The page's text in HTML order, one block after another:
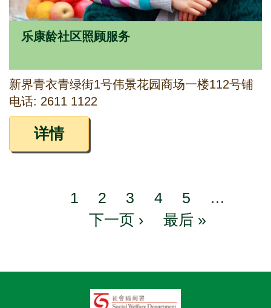
乐康龄社区照顾服务
新界青衣青绿街1号伟景花园商场一楼112号铺
电话: 2611 1122
详情
Pagination
Page
1 Page
2 Page
3 Page
4 Page
5
…
Next
下一页 ›
Last
最后 »